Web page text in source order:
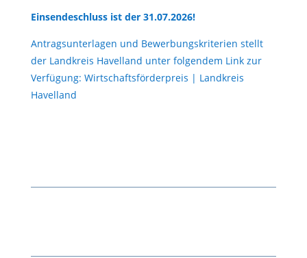
Einsendeschluss ist der 31.07.2026!
Antragsunterlagen und Bewerbungskriterien stellt
der Landkreis Havelland unter folgendem Link zur
Verfügung: Wirtschaftsförderpreis | Landkreis
Havelland